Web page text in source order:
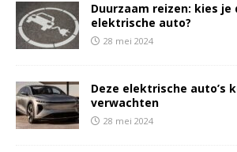
Duurzaam reizen: kies
elektrische auto?
28 mei 2024
Deze elektrische auto’s
verwachten
28 mei 2024